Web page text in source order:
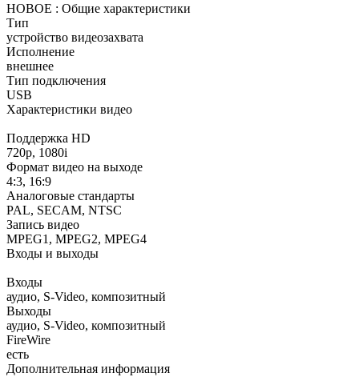
НОВОЕ : Общие характеристики
Тип
устройство видеозахвата
Исполнение
внешнее
Тип подключения
USB
Характеристики видео
Поддержка HD
720p, 1080i
Формат видео на выходе
4:3, 16:9
Аналоговые стандарты
PAL, SECAM, NTSC
Запись видео
MPEG1, MPEG2, MPEG4
Входы и выходы
Входы
аудио, S-Video, композитный
Выходы
аудио, S-Video, композитный
FireWire
есть
Дополнительная информация